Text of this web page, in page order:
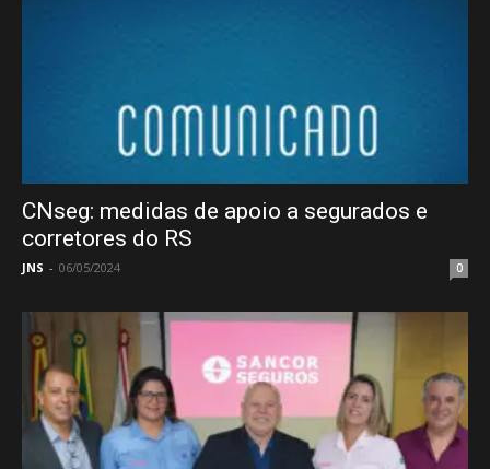
CNseg: medidas de apoio a segurados e
corretores do RS
JNS - 06/05/2024 0